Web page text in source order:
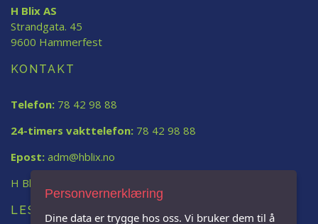
H Blix AS
Strandgata. 45
9600 Hammerfest
KONTAKT
Telefon: 78 42 98 88
24-timers vakttelefon: 78 42 98 88
Epost: adm@hblix.no
H Blix AS
LES MER:
Personvernerklæring
Dine data er trygge hos oss. Vi bruker dem til å